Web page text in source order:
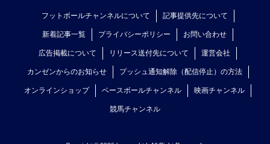
フットボールチャンネルについて 記事提供先について
新着記事一覧 プライバシーポリシー お問い合わせ
広告掲載について リリース送付先について 運営会社
カンゼンからのお知らせ プッシュ通知解除（配信停止）の方法
オンラインショップ ベースボールチャンネル 映画チャンネル
競馬チャンネル